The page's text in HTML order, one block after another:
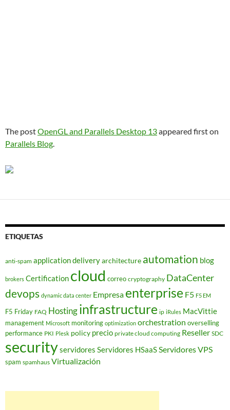
The postOpenGL and Parallels Desktop 13appeared first on
Parallels Blog.
ETIQUETAS
anti-spam application deliveryarchitecture automation blog
brokers Certification cloud correo cryptography DataCenter
devops dynamic data center Empresa enterprise F5 F5 EM
F5 Friday FAQ Hostinginfrastructure ip iRules MacVittie
management Microsoft monitoring optimization orchestration overselling
performance PKI Plesk policy precio private cloud computing Reseller SDC
securityservidores Servidores HSaaSServidores VPS
spam spamhaus Virtualización